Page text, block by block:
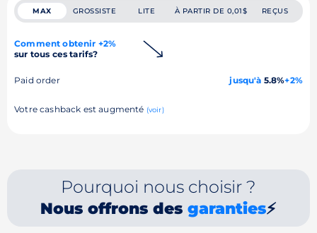
MAX GROSSISTE LITE À PARTIR DE 0,01$ REÇUS
Comment obtenir +2%
sur tous ces tarifs?
Paid order jusqu'à 5.8%+2%
Votre cashback est augmenté (voir)
Pourquoi nous choisir ?
Nous offrons desgaranties⚡